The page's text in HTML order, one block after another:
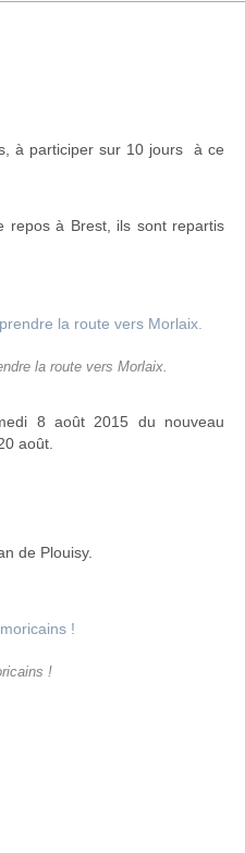
à participer sur 10 jours à ce
repos à Brest, ils sont repartis
la route vers Morlaix.
8 août 2015 du nouveau
août.
de Plouisy.
!